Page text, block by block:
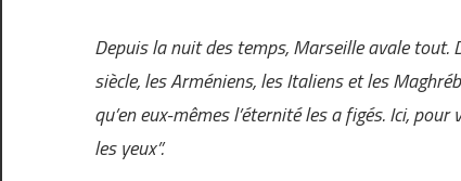
Depuis la nuit des temps, Marseille avale tout.
siècle, les Arméniens, les Italiens et les
qu’en eux-mêmes l’éternité les a figés. Ici,
les yeux”.